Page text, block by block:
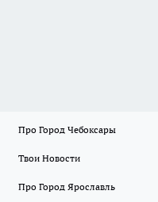
Про Город Чебоксары
Твои Новости
Про Город Ярославль